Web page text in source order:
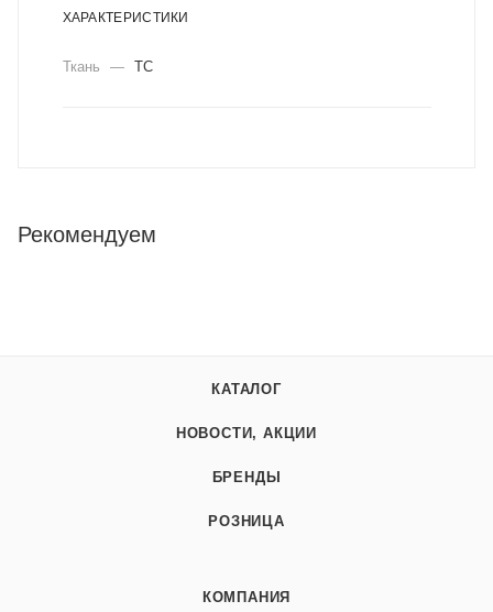
ХАРАКТЕРИСТИКИ
Ткань — ТС
Рекомендуем
КАТАЛОГ
НОВОСТИ, АКЦИИ
БРЕНДЫ
РОЗНИЦА
КОМПАНИЯ